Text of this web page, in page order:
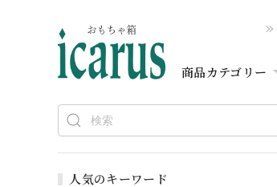
商品カテゴリー
人気のキーワード